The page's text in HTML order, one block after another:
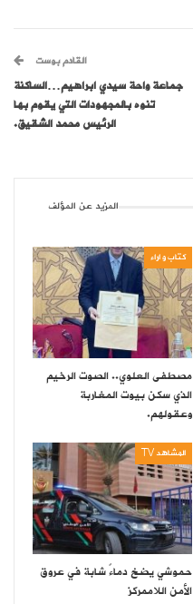
القادم بوست
جماعة واحة سيدي ابراهيم…الساكنة
تنوه بالمجهودات التي يقوم بها
الرئيس محمد الشقيق.
المزيد عن المؤلف
كتاب و اراء
مصطفى العلوي.. الصوت الرخيم
الذي سكن بيوت المغاربة
وعقولهم.
المشاهد TV
حموشي يضخ دماءً شابة في عروق
الأمن اللاممركز